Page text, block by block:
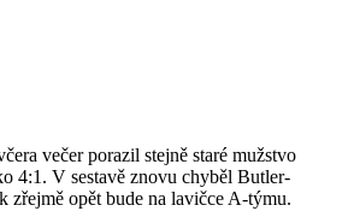
večer porazil stejně staré mužstvo
4:1. V sestavě znovu chyběl Butler-
zřejmě opět bude na lavičce A-týmu.